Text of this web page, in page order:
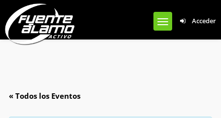
Acceder
« Todos los Eventos
Notice: Undefined offset: 0 in
/var/www/clients/client1/web50/web/wp-content/plugins/cardoza-
facebook-like-box/cardoza_facebook_like_box.php